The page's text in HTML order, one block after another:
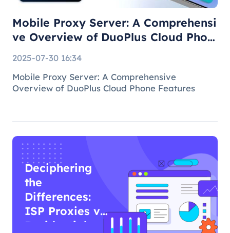
Mobile Proxy Server: A Comprehensi
ve Overview of DuoPlus Cloud Phon
2025-07-30 16:34
Mobile Proxy Server: A Comprehensive
Overview of DuoPlus Cloud Phone Features
Deciphering
the
Differences:
ISP Proxies vs
Residential